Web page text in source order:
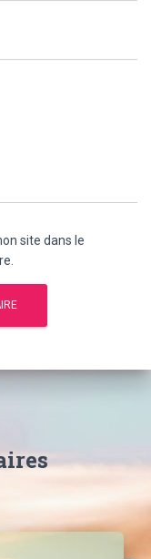
site dans le